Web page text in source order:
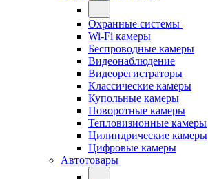
Охранные системы
Wi-Fi камеры
Беспроводные камеры
Видеонаблюдение
Видеорегистраторы
Классические камеры
Купольные камеры
Поворотные камеры
Тепловизионные камеры
Цилиндрические камеры
Цифровые камеры
Автотовары